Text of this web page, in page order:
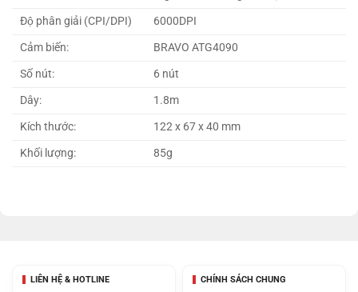
Độ phân giải (CPI/DPI)
6000DPI
Cảm biến:
BRAVO ATG4090
Số nút:
6 nút
Dây:
1.8m
Kích thước:
122 x 67 x 40 mm
Khối lượng:
85g
LIÊN HỆ & HOTLINE
CHÍNH SÁCH CHUNG